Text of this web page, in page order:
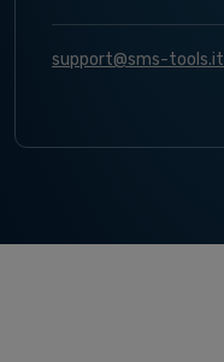
support@sms-tools.it